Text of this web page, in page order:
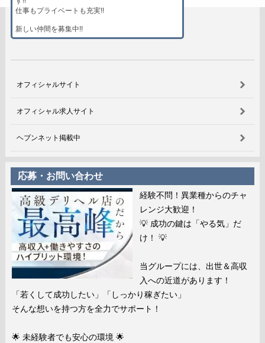
仕事もプライベートも充実!!
新しい仲間を募集中!!
オフィシャルサイト
オフィシャル求人サイト
ヘブンネット掲載中
応募・お問い合わせ
経験不問！異業種からのチャ
レンジ大歓迎！
💡 成功の鍵は「やる気」だ
け！ 💡
当グループには、出世＆高収
入への近道があります！
「若くして成功したい」「しっかり稼ぎたい」
そんな想いを持つ方を全力でサポート！
🌟 未経験者でも安心の環境 🌟